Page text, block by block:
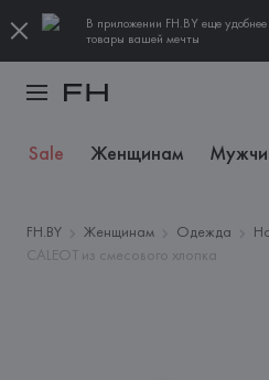
В приложении FH.BY еще удобнее
товары вашей мечты
Sale Женщинам
FH.BY Женщинам Одежда
CALEOT из смесового хлопка